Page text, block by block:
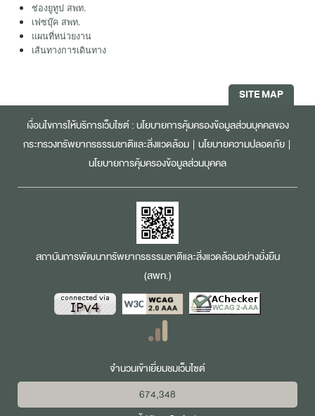
ช่องยูทูป สพท.
เฟซบุ๊ค สพท.
แผนที่หน่วยงาน
เส้นทางการเดินทาง
SITE MAP
เงื่อนไขการให้บริการเว็บไซต์ :นโยบายการคุ้มครองข้อมูลส่วนบุคคลของ
กระทรวงทรัพยากรธรรมชาติและสิ่งแวดล้อม | นโยบายความปลอดภัย |
นโยบายการคุ้มครองข้อมูลส่วนบุคคล
สถาบันการพัฒนาทรัพยากรธรรมชาติและสิ่งแวดล้อมอย่างยั่งยืน
(สพท.)
จำนวนเข้าเยี่ยมชมเว็บไซต์
674,348